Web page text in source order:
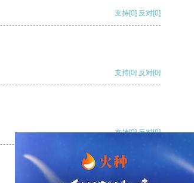
支持[0] 反对[0]
支持[0] 反对[0]
支持[0] 反对[0]